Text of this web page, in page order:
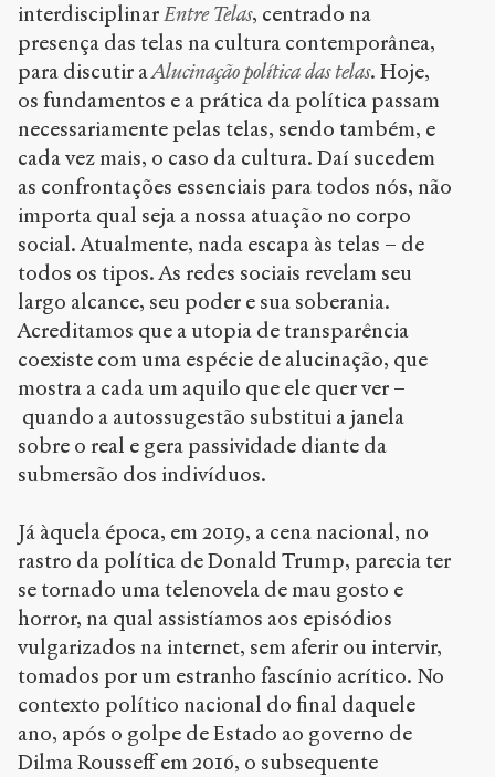
interdisciplinarEntre Telas, centrado na
presença das telas na cultura contemporânea,
para discutir aAlucinação política das telas. Hoje,
os fundamentos e a prática da política passam
necessariamente pelas telas, sendo também, e
cada vez mais, o caso da cultura. Daí sucedem
as confrontações essenciais para todos nós, não
importa qual seja a nossa atuação no corpo
social. Atualmente, nada escapa às telas – de
todos os tipos. As redes sociais revelam seu
largo alcance, seu poder e sua soberania.
Acreditamos que a utopia de transparência
coexiste com uma espécie de alucinação, que
mostra a cada um aquilo que ele quer ver –
quando a autossugestão substitui a janela
sobre o real e gera passividade diante da
submersão dos indivíduos.
Já àquela época, em 2019, a cena nacional, no
rastro da política de Donald Trump, parecia ter
se tornado uma telenovela de mau gosto e
horror, na qual assistíamos aos episódios
vulgarizados na internet, sem aferir ou intervir,
tomados por um estranho fascínio acrítico. No
contexto político nacional do final daquele
ano, após o golpe de Estado ao governo de
Dilma Rousseff em 2016, o subsequente